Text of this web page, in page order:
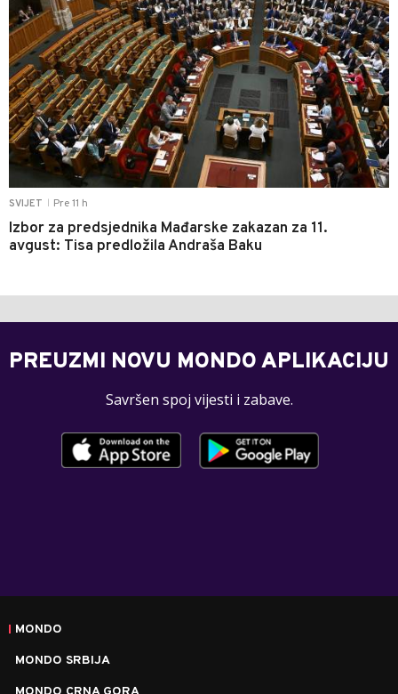
SVIJET Pre 11 h
Izbor za predsjednika Mađarske zakazan za 11.
avgust: Tisa predložila Andraša Baku
PREUZMI NOVU MONDO APLIKACIJU
Savršen spoj vijesti i zabave.
MONDO
MONDO SRBIJA